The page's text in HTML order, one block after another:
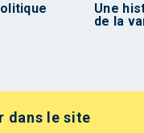
Une
de la
dans le site